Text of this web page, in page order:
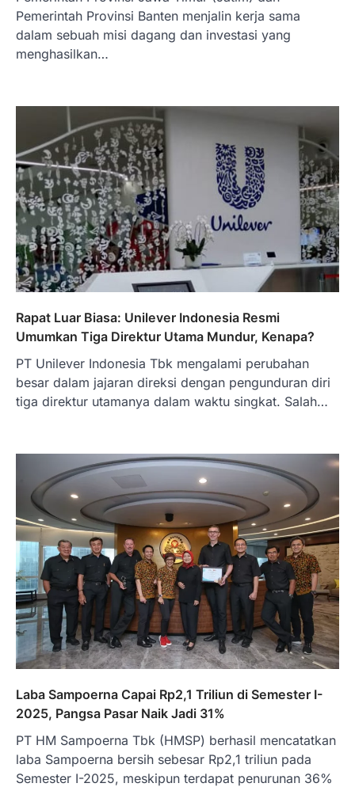
Pemerintah Provinsi Banten menjalin kerja sama
dalam sebuah misi dagang dan investasi yang
menghasilkan…
Rapat Luar Biasa: Unilever Indonesia Resmi
Umumkan Tiga Direktur Utama Mundur, Kenapa?
PT Unilever Indonesia Tbk mengalami perubahan
besar dalam jajaran direksi dengan pengunduran diri
tiga direktur utamanya dalam waktu singkat. Salah…
Laba Sampoerna Capai Rp2,1 Triliun di Semester I-
2025, Pangsa Pasar Naik Jadi 31%
PT HM Sampoerna Tbk (HMSP) berhasil mencatatkan
laba Sampoerna bersih sebesar Rp2,1 triliun pada
Semester I-2025, meskipun terdapat penurunan 36%
3
BERITA TERBARU
Skema KPR Wiraswasta: Ada
Solusi Pembiayaan Rumah Bagi
Pelaku Usaha?
Januari 27, 2026
PT Bank Tabungan Negara (BTN) baru-
baru ini mengungkapkan skema Kredit
Perumahan Rakyat (KPR) yang dirancang…
BERITA TERBARU
Direktur PT GEB Tjandra
Limanjaya bin Yohanes
Limanjaya: Profil dan Prinsipnya
Januari 22, 2026
Hal yang harus ada pada seorang pebisnis
adalah prinsip dan pengetahuan. Jika
5
BERITA TERBARU
Impor BBM Sudah Direstui,
Distribusi ke SPBU Swasta Sudah
Kembali Normal?
Januari 15, 2026
Pemerintah melalui Kementerian Energi
dan Sumber Daya Mineral (ESDM) telah
memberikan izin kepada operator SPBU…
1
BERITA TERBARU
Banyak Negara Incar Urea RI,
Industri Pupuk Indonesia Kembali
Bergairah?
Maret 13, 2026
Ketegangan di Timur Tengah mulai
global, termasuk pupuk. Di tengah
situasi…